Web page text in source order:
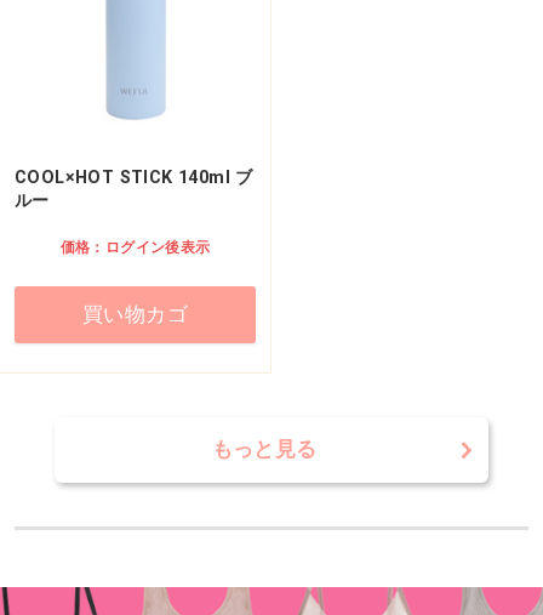
COOL×HOT STICK 140ml ブ
ルー
価格：ログイン後表示
買い物カゴ
もっと見る